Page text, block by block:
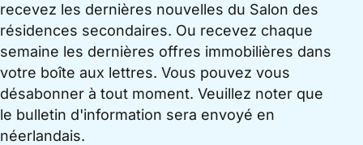
recevez les dernières nouvelles du Salon des
résidences secondaires. Ou recevez chaque
semaine les dernières offres immobilières dans
votre boîte aux lettres. Vous pouvez vous
désabonner à tout moment. Veuillez noter que
le bulletin d'information sera envoyé en
néerlandais.